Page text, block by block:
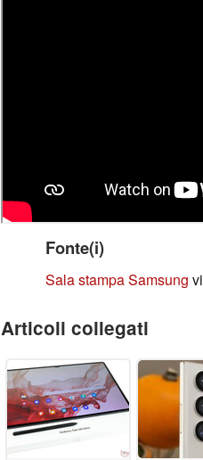
Fonte(i)
Sala stampa Samsung
Articoli collegati